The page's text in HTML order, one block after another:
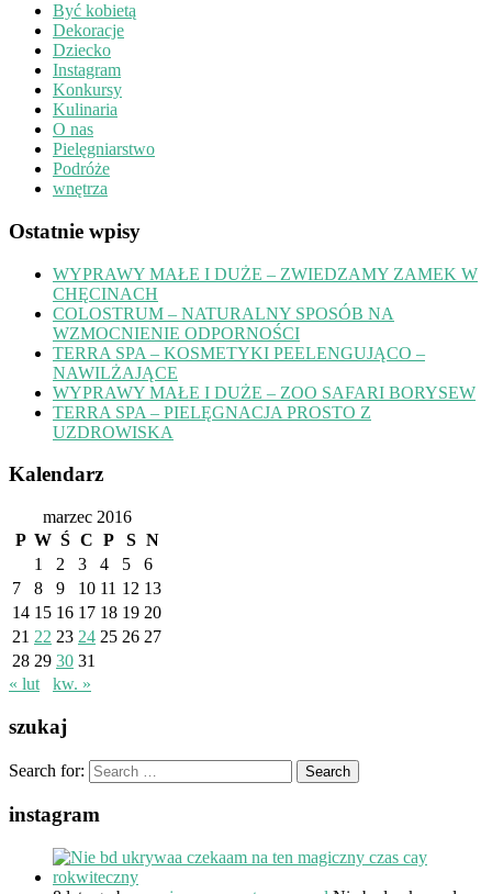
Być kobietą
Dekoracje
Dziecko
Instagram
Konkursy
Kulinaria
O nas
Pielęgniarstwo
Podróże
wnętrza
Ostatnie wpisy
WYPRAWY MAŁE I DUŻE – ZWIEDZAMY ZAMEK W
CHĘCINACH
COLOSTRUM – NATURALNY SPOSÓB NA
WZMOCNIENIE ODPORNOŚCI
TERRA SPA – KOSMETYKI PEELENGUJĄCO –
NAWILŻAJĄCE
WYPRAWY MAŁE I DUŻE – ZOO SAFARI BORYSEW
TERRA SPA – PIELĘGNACJA PROSTO Z
UZDROWISKA
Kalendarz
marzec 2016
P W Ś C P S N
1
2 3 4 5
6
7
8 9 10 11 12 13
14 15 16 17 18 19 20
21 22 23 24 25 26 27
28 29 30 31
« lut
kw. »
szukaj
Search for:
instagram